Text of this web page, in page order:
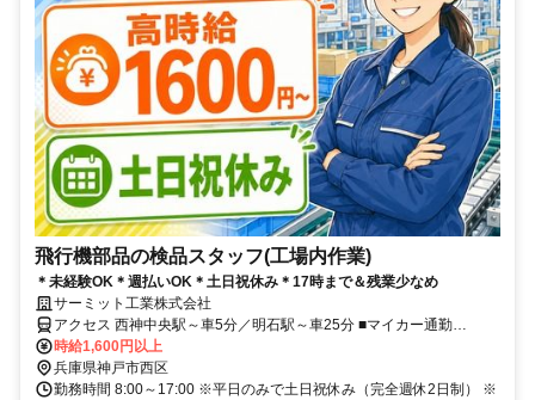
飛行機部品の検品スタッフ(工場内作業)
＊未経験OK＊週払いOK＊土日祝休み＊17時まで＆残業少なめ
サーミット工業株式会社
アクセス 西神中央駅～車5分／明石駅～車25分 ■マイカー通勤
OK（駐車場無料）
時給1,600円以上
兵庫県神戸市西区
勤務時間 8:00～17:00 ※平日のみで土日祝休み（完全週休2日制） ※